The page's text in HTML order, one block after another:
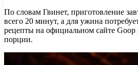
По словам Гвинет, приготовление
всего 20 минут, а для ужина
рецепты на официальном сайте Goop
порции.